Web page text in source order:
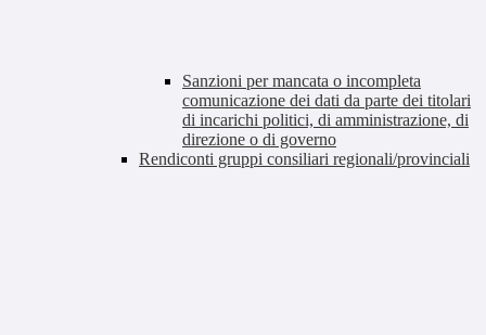
Sanzioni per mancata o incompleta
comunicazione dei dati da parte dei titolari
di incarichi politici, di amministrazione, di
direzione o di governo
Rendiconti gruppi consiliari regionali/provinciali